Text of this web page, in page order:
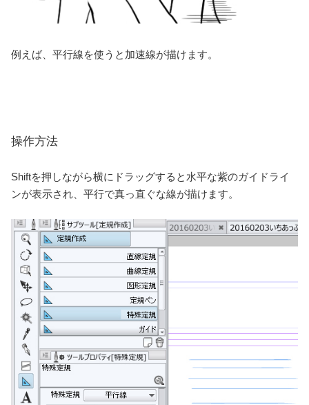
例えば、平行線を使うと加速線が描けます。
操作方法
Shiftを押しながら横にドラッグすると水平な紫のガイドライ
ンが表示され、平行で真っ直ぐな線が描けます。